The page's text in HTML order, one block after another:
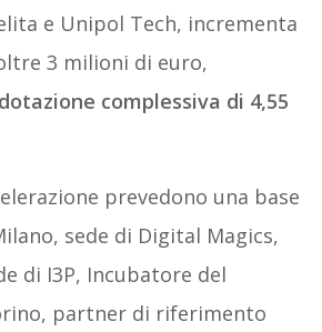
e Unipol Tech, incrementa
3 milioni di euro,
dotazione complessiva di 4,55
prevedono una base
sede di Digital Magics,
di I3P, Incubatore del
partner di riferimento